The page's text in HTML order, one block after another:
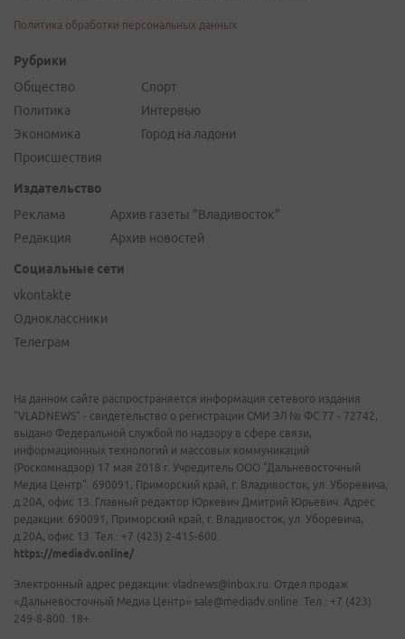
Политика обработки персональных данных
Рубрики
Общество
Политика
Экономика
Происшествия
Спорт
Интервью
Город на ладони
Издательство
Реклама
Редакция
Архив газеты "Владивосток"
Архив новостей
Социальные сети
vkontakte
Одноклассники
Телеграм
На данном сайте распространяется информация сетевого издания
"VLADNEWS" - свидетельство о регистрации СМИ ЭЛ № ФС 77 - 72742,
выдано Федеральной службой по надзору в сфере связи,
информационных технологий и массовых коммуникаций
(Роскомнадзор) 17 мая 2018 г. Учредитель ООО "Дальневосточный
Медиа Центр". 690091, Приморский край, г. Владивосток, ул. Уборевича,
д.20А, офис 13. Главный редактор Юркевич Дмитрий Юрьевич. Адрес
редакции: 690091, Приморский край, г. Владивосток, ул. Уборевича,
д.20А, офис 13. Тел.: +7 (423) 2-415-600.
https://mediadv.online/
Электронный адрес редакции: vladnews@inbox.ru. Отдел продаж
«Дальневосточный Медиа Центр» sale@mediadv.online. Тел.: +7 (423)
249-8-800. 18+